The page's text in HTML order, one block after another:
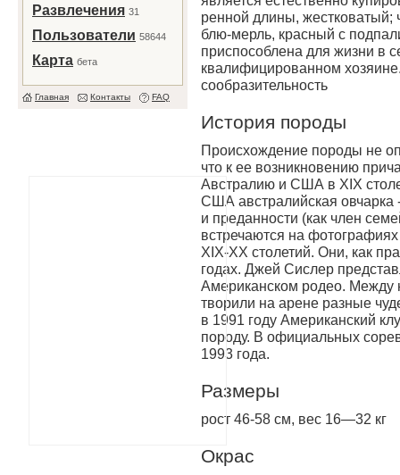
Развлечения 31
Пользователи 58644
Карта бета
Главная Контакты FAQ
ренной длины, жестковатый;
блю-мерль, красный с
приспо­соблена для жизни в
квалифицированном
сообразительность
История породы
Происхождение породы не
что к ее возникновению
Австралию и США в XIX
США австралийская ов­чарка
и преданности (как член
встречаются на
XIX-XX столе­тий. Они, как
годах. Джей Сислер
Американском родео. Между
творили на арене раз­ные
в 1991 году Американский
породу. В официальных
1993 года.
Размеры
рост 46-58 см, вес 16—32 кг
Окрас